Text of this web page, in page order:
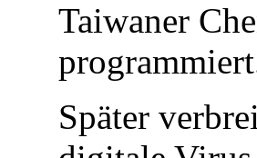
Taiwaner
Später